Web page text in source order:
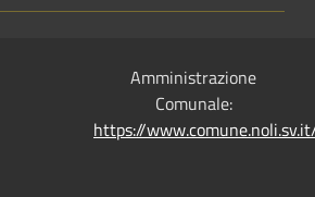
Amministrazione
Comunale:
https://